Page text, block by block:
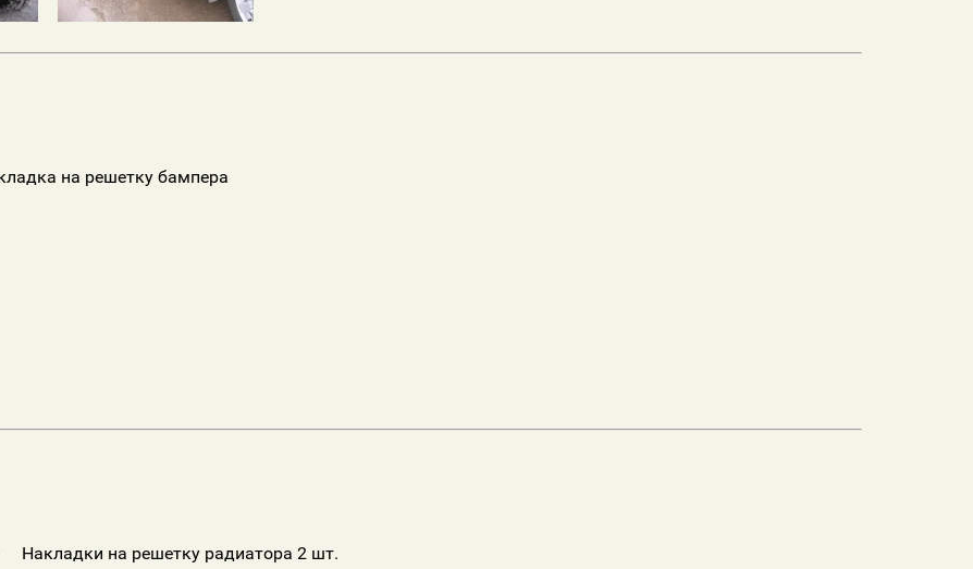
на решетку бампера
Накладки на решетку радиатора 2 шт.